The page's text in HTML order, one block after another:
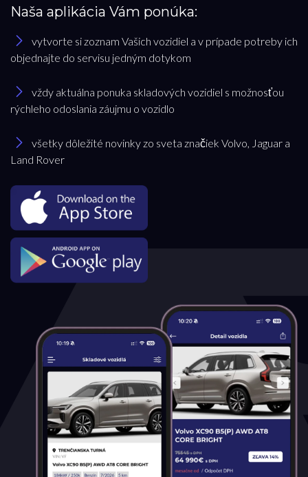
Naša aplikácia Vám ponúka:
vytvorte si zoznam Vašich vozidiel a v prípade potreby ich
objednajte do servisu jedným dotykom
vždy aktuálna ponuka skladových vozidiel s možnosťou
rýchleho odoslania záujmu o vozidlo
všetky dôležité novinky zo sveta značiek Volvo, Jaguar a
Land Rover